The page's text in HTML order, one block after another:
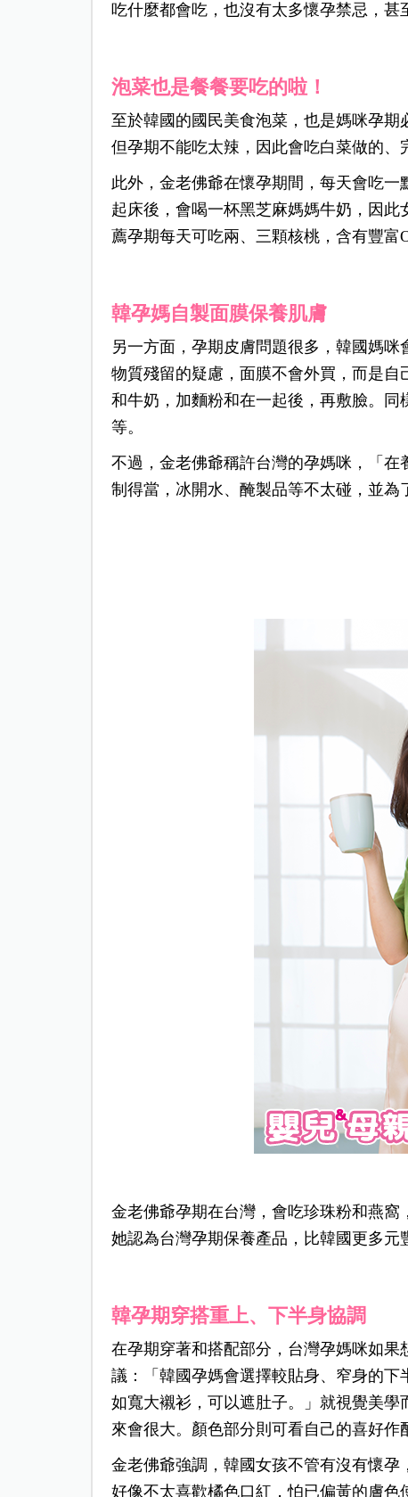
吃什麼都會吃，也沒有太多懷孕禁忌，甚
泡菜也是餐餐要吃的啦！
至於韓國的國民美食泡菜，也是媽咪孕期
但孕期不能吃太辣，因此會吃白菜做的、
此外，金老佛爺在懷孕期間，每天會吃
起床後，會喝一杯黑芝麻媽媽牛奶，因
薦孕期每天可吃兩、三顆核桃，含有豐富
韓孕媽自製面膜保養肌膚
另一方面，孕期皮膚問題很多，韓國媽
物質殘留的疑慮，面膜不會外買，而是
和牛奶，加麵粉和在一起後，再敷臉。
等。
不過，金老佛爺稱許台灣的孕媽咪，「
制得當，冰開水、醃製品等不太碰，並為
金老佛爺孕期在台灣，會吃珍珠粉和燕
她認為台灣孕期保養產品，比韓國更多元
韓孕期穿搭重上、下半身協調
在孕期穿著和搭配部分，台灣孕媽咪如
議：「韓國孕媽會選擇較貼身、窄身的下
如寬大襯衫，可以遮肚子。」就視覺美
來會很大。顏色部分則可看自己的喜好作
金老佛爺強調，韓國女孩不管有沒有懷
好像不太喜歡橘色口紅，怕已偏黃的膚